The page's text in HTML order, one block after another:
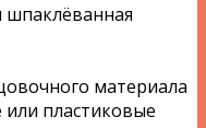
шпаклёванная
материала
пластиковые